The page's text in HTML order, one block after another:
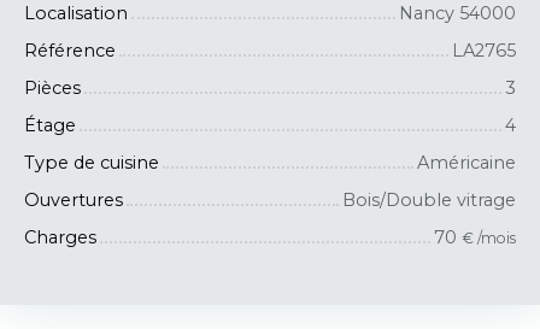
Localisation
Nancy 54000
Référence
LA2765
Pièces
3
Étage
4
Type de cuisine
Américaine
Ouvertures
Bois/Double vitrage
Charges
70 € /mois